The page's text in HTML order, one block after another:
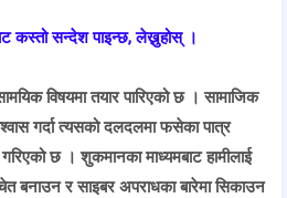
कस्तो सन्देश पाइन्छ, लेख्नुहोस् ।
विषयमा तयार पारिएको छ । सामाजिक
गर्दा त्यसको दलदलमा फसेका पात्र
छ । शुकमानका माध्यमबाट हामीलाई
बनाउन र साइबर अपराधका बारेमा सिकाउन